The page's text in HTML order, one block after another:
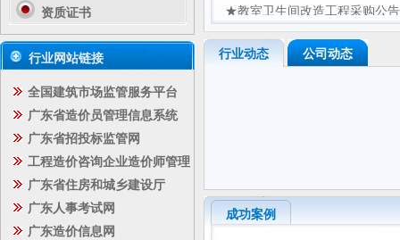
资质证书
工程招标公告
工程中标公告
采购公告
采购中标公告
行业网站链接
全国建筑市场监管服务平台
广东省造价员管理信息系统
广东省招投标监管网
工程造价咨询企业造价师管理
广东省住房和城乡建设厅
广东人事考试网
广东造价信息网
★教室卫生间改造工程采购公告
★户外防高空坠物工程采购公告
★校舍修缮工程采购公告
★班级及成人洗手间(4间)改造
行业动态 公司动态
成功案例